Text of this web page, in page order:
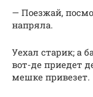
— Поезжай,
напряла.
Уехал старик; а
вот-де приедет
мешке привезет.